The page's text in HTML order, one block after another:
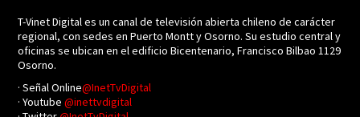
T-Vinet Digital es un canal de televisión abierta chileno de carácter
regional, con sedes en Puerto Montt y Osorno. Su estudio central y
oficinas se ubican en el edificio Bicentenario, Francisco Bilbao 1129
Osorno.
· Señal Online@InetTvDigital
· Youtube@inettvdigital